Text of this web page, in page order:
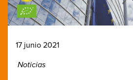
17 junio 2021
Noticias